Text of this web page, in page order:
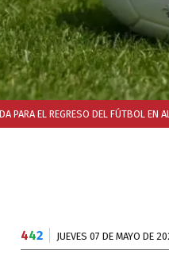
PARA EL REGRESO DEL FÚTBOL EN
442 JUEVES 07 DE MAYO DE